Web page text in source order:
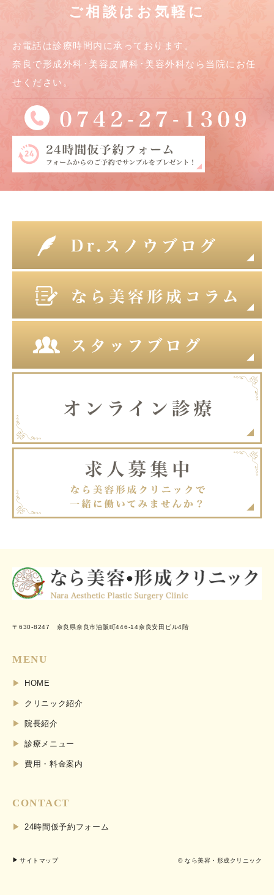
ご相談はお気軽に
お電話は診療時間内に承っております。
奈良で形成外科･美容皮膚科･美容外科なら当院にお任
せください。
〒630-8247 奈良県奈良市油阪町446-14奈良安田ビル4階
MENU
HOME
クリニック紹介
院長紹介
診療メニュー
費用・料金案内
CONTACT
24時間仮予約フォーム
サイトマップ © なら美容・形成クリニック